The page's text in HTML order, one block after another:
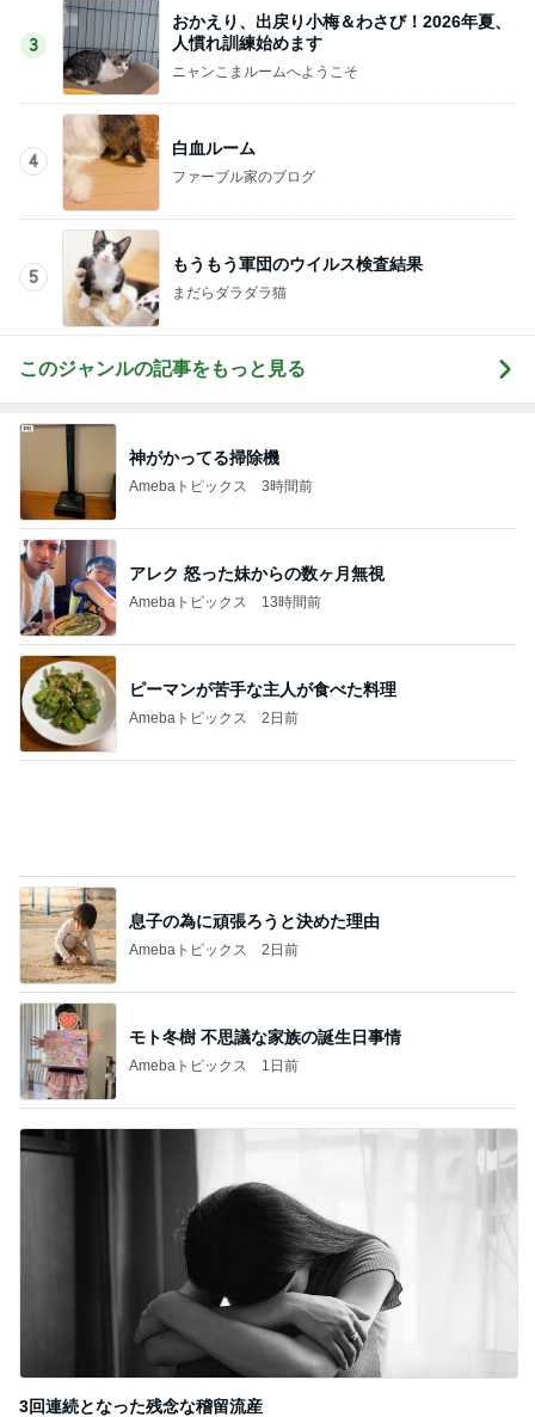
3
おかえり、出戻り小梅＆わさび！2026年夏、
人慣れ訓練始めます
ニャンこまルームへようこそ
4
白血ルーム
ファーブル家のブログ
5
もうもう軍団のウイルス検査結果
まだらダラダラ猫
このジャンルの記事をもっと見る
神がかってる掃除機
Amebaトピックス 3時間前
アレク 怒った妹からの数ヶ月無視
Amebaトピックス 13時間前
ピーマンが苦手な主人が食べた料理
Amebaトピックス 2日前
息子の為に頑張ろうと決めた理由
Amebaトピックス 2日前
モト冬樹 不思議な家族の誕生日事情
Amebaトピックス 1日前
3回連続となった残念な稽留流産